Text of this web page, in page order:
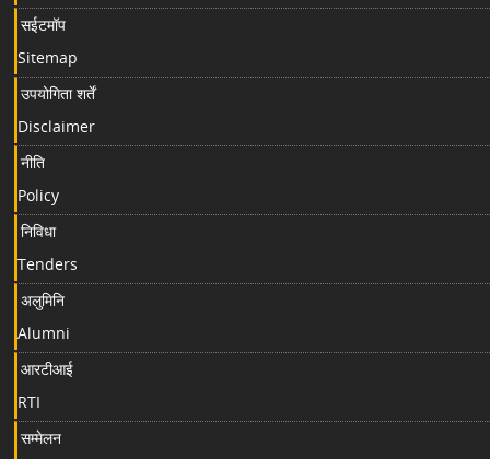
सईटमॉप
Sitemap
उपयोगिता शर्तें
Disclaimer
नीति
Policy
निविधा
Tenders
अलुमिनि
Alumni
आरटीआई
RTI
सम्मेलन